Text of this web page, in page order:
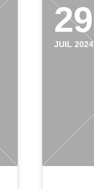
29
JUIL 2024